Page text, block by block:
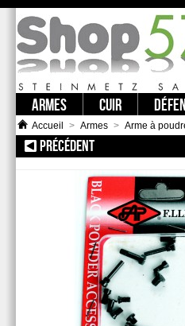
ARMES CUIR
Accueil > Armes > Arme à
PRÉCÉDENT:: SET 8 VIS POUR